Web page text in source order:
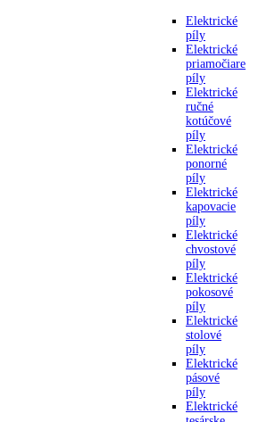
Elektrické
píly
Elektrické
priamočiare
píly
Elektrické
ručné
kotúčové
píly
Elektrické
ponorné
píly
Elektrické
kapovacie
píly
Elektrické
chvostové
píly
Elektrické
pokosové
píly
Elektrické
stolové
píly
Elektrické
pásové
píly
Elektrické